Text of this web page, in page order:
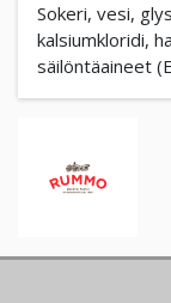
Sokeri, vesi,
kalsiumkloridi,
säilöntäaineet